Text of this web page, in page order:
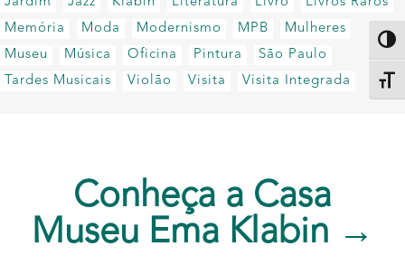
Memória
Moda Modernismo MPB
Mulheres
Museu
Música Oficina Pintura
São Paulo
Tardes Musicais
Violão Visita Visita Integrada
Conheça a Casa
Museu Ema Klabin →